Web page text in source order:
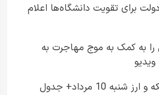
برای تقویت دانشگاه‌ها اعلام
به کمک به موج مهاجرت به
10 مرداد+ جدول